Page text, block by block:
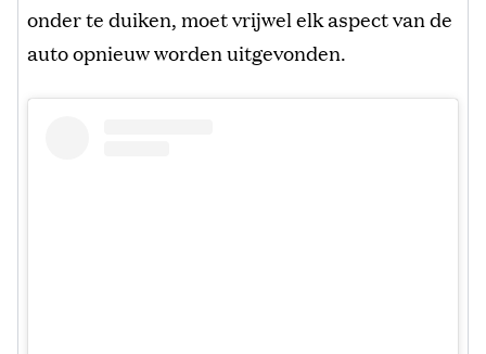
onder te duiken, moet vrijwel elk aspect van de
auto opnieuw worden uitgevonden.